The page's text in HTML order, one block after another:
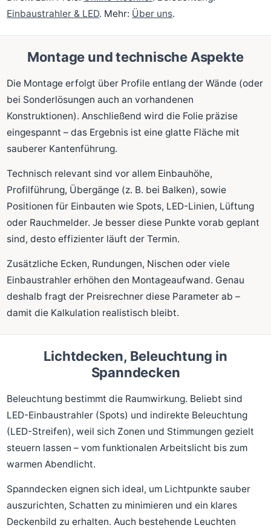
Einbaustrahler & LED. Mehr: Über uns.
Montage und technische Aspekte
Die Montage erfolgt über Profile entlang der Wände (oder
bei Sonderlösungen auch an vorhandenen
Konstruktionen). Anschließend wird die Folie präzise
eingespannt – das Ergebnis ist eine glatte Fläche mit
sauberer Kantenführung.
Technisch relevant sind vor allem Einbauhöhe,
Profilführung, Übergänge (z. B. bei Balken), sowie
Positionen für Einbauten wie Spots, LED-Linien, Lüftung
oder Rauchmelder. Je besser diese Punkte vorab geplant
sind, desto effizienter läuft der Termin.
Zusätzliche Ecken, Rundungen, Nischen oder viele
Einbaustrahler erhöhen den Montageaufwand. Genau
deshalb fragt der Preisrechner diese Parameter ab –
damit die Kalkulation realistisch bleibt.
Lichtdecken, Beleuchtung in
Spanndecken
Beleuchtung bestimmt die Raumwirkung. Beliebt sind
LED-Einbaustrahler (Spots) und indirekte Beleuchtung
(LED-Streifen), weil sich Zonen und Stimmungen gezielt
steuern lassen – vom funktionalen Arbeitslicht bis zum
warmen Abendlicht.
Spanndecken eignen sich ideal, um Lichtpunkte sauber
auszurichten, Schatten zu minimieren und ein klares
Deckenbild zu erhalten. Auch bestehende Leuchten